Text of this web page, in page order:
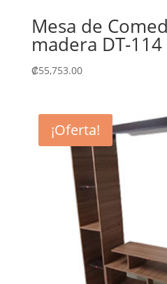
Mesa de
madera DT-114
₡55,753.00
¡Oferta!